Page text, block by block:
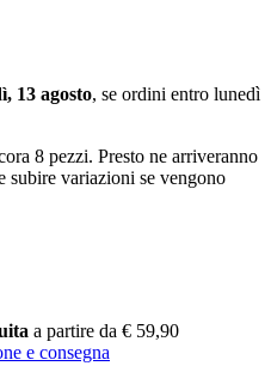
13 agosto, se ordini entro lunedì
8 pezzi. Presto ne arriveranno
subire variazioni se vengono
a partire da € 59,90
e consegna